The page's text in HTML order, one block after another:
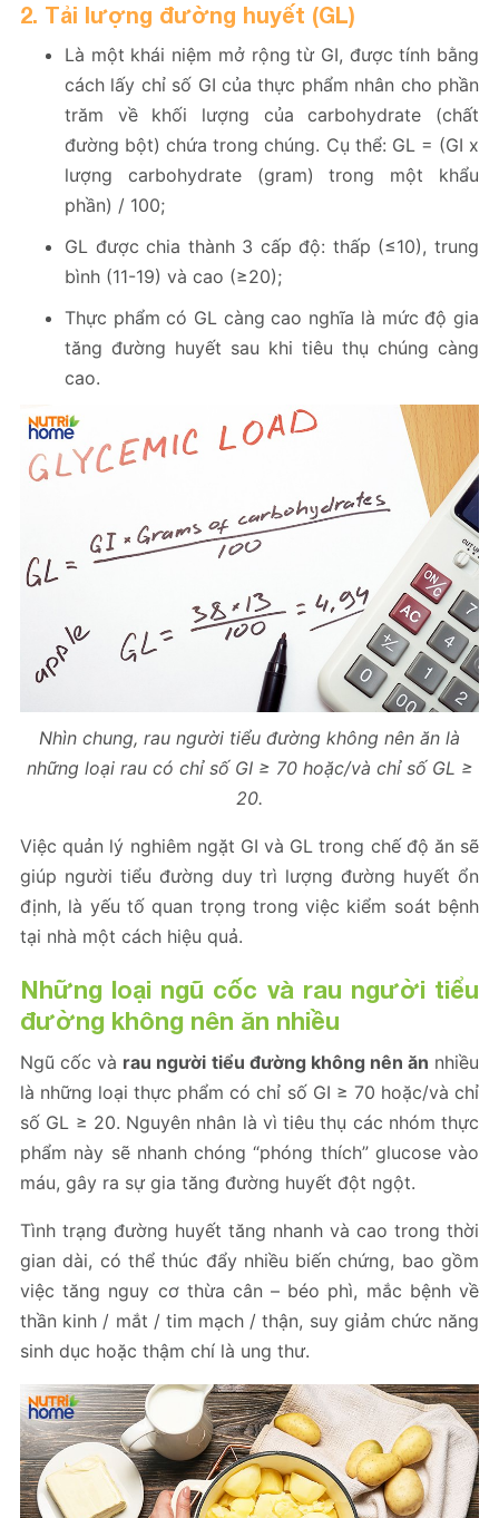
2. Tải lượng đường huyết (GL)
Là một khái niệm mở rộng từ GI, được tính bằng
cách lấy chỉ số GI của thực phẩm nhân cho phần
trăm về khối lượng của carbohydrate (chất
đường bột) chứa trong chúng. Cụ thể: GL = (GI x
lượng carbohydrate (gram) trong một khẩu
phần) / 100;
GL được chia thành 3 cấp độ: thấp (≤10), trung
bình (11-19) và cao (≥20);
Thực phẩm có GL càng cao nghĩa là mức độ gia
tăng đường huyết sau khi tiêu thụ chúng càng
cao.
Nhìn chung, rau người tiểu đường không nên ăn là
những loại rau có chỉ số GI ≥ 70 hoặc/và chỉ số GL ≥
20.
Việc quản lý nghiêm ngặt GI và GL trong chế độ ăn sẽ
giúp người tiểu đường duy trì lượng đường huyết ổn
định, là yếu tố quan trọng trong việc kiểm soát bệnh
tại nhà một cách hiệu quả.
Những loại ngũ cốc và rau người tiểu
đường không nên ăn nhiều
Ngũ cốc và rau người tiểu đường không nên ăn nhiều
là những loại thực phẩm có chỉ số GI ≥ 70 hoặc/và chỉ
số GL ≥ 20. Nguyên nhân là vì tiêu thụ các nhóm thực
phẩm này sẽ nhanh chóng “phóng thích” glucose vào
máu, gây ra sự gia tăng đường huyết đột ngột.
Tình trạng đường huyết tăng nhanh và cao trong thời
gian dài, có thể thúc đẩy nhiều biến chứng, bao gồm
việc tăng nguy cơ thừa cân – béo phì, mắc bệnh về
thần kinh / mắt / tim mạch / thận, suy giảm chức năng
sinh dục hoặc thậm chí là ung thư.